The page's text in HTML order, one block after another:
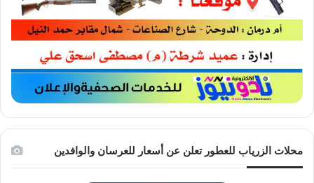
محلات الزرياب للعطور تعلن عن أسعار للعرسان والوافدين